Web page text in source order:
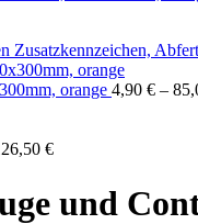
Zusatzkennzeichen,
orange 4,90 € –
€
und